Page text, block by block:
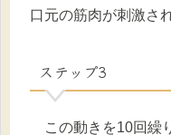
口元の筋肉が刺激さ
ステップ3
この動きを10回繰